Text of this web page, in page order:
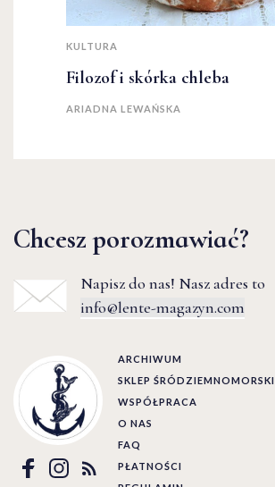
KULTURA
Filozof i skórka chleba
ARIADNA LEWAŃSKA
Chcesz porozmawiać?
Napisz do nas! Nasz adres to
info@lente-magazyn.com
ARCHIWUM
SKLEP ŚRÓDZIEMNOMORSKI
WSPÓŁPRACA
O NAS
FAQ
PŁATNOŚCI